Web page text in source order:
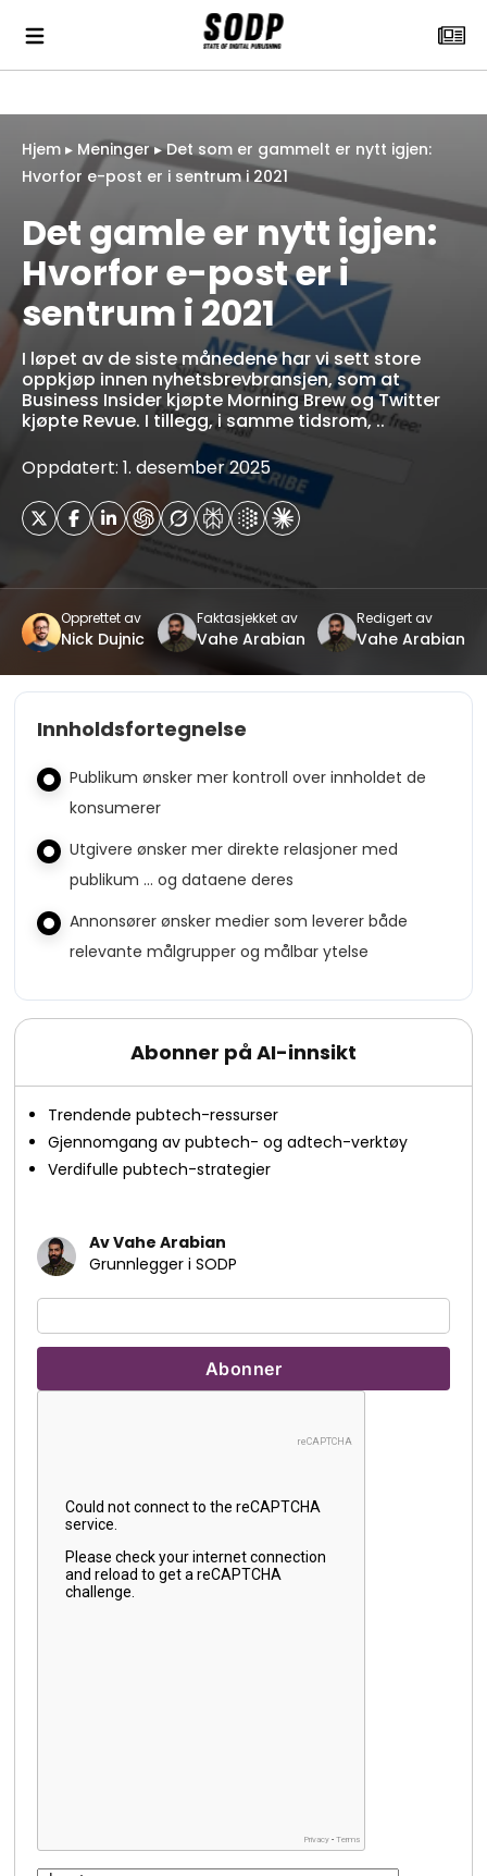
Hjem ▸ Meninger▸Det som er gammelt er nytt igjen:
Hvorfor e-post er i sentrum i 2021
Det gamle er nytt igjen:
Hvorfor e-post er i
sentrum i 2021
I løpet av de siste månedene har vi sett store
oppkjøp innen nyhetsbrevbransjen, som at
Business Insider kjøpte Morning Brew og Twitter
kjøpte Revue. I tillegg, i samme tidsrom, ..
Oppdatert: 1. desember 2025
Opprettet av
Nick Dujnic
Faktasjekket av
Vahe Arabian
Redigert av
Vahe Arabian
Innholdsfortegnelse
Publikum ønsker mer kontroll over innholdet de
konsumerer
Utgivere ønsker mer direkte relasjoner med
publikum … og dataene deres
Annonsører ønsker medier som leverer både
relevante målgrupper og målbar ytelse
Abonner på AI-innsikt
Trendende pubtech-ressurser
Gjennomgang av pubtech- og adtech-verktøy
Verdifulle pubtech-strategier
Av Vahe Arabian
Grunnlegger i SODP